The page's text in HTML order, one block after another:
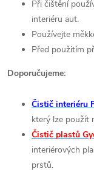
Při čištění
interiéru aut.
Používejte
Před použitím
Doporučujeme:
Čistič interiéru
který lze použít
Čistič plastů
interiérových
prstů.